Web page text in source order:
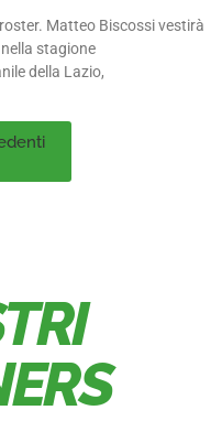
Matteo Biscossi vestirà
stagione
della Lazio,